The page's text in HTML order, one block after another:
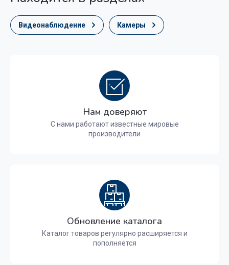
Видеонаблюдение Камеры
Нам доверяют
С нами работают известные мировые
производители
Обновление каталога
Каталог товаров регулярно расширяется и
пополняется